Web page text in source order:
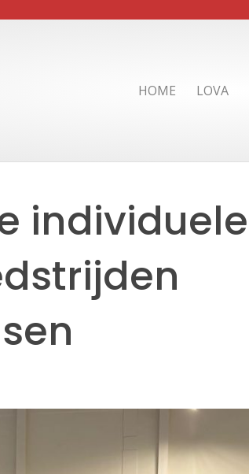
HOME LOVA
individuele